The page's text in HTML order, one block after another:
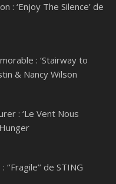
: ‘Enjoy The Silence’ de
: ‘Stairway to
& Nancy Wilson
: ‘Le Vent Nous
de STING